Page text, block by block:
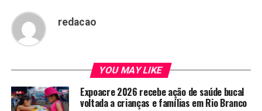
redacao
YOU MAY LIKE
Expoacre 2026 recebe ação de saúde bucal
voltada a crianças e famílias em Rio Branco